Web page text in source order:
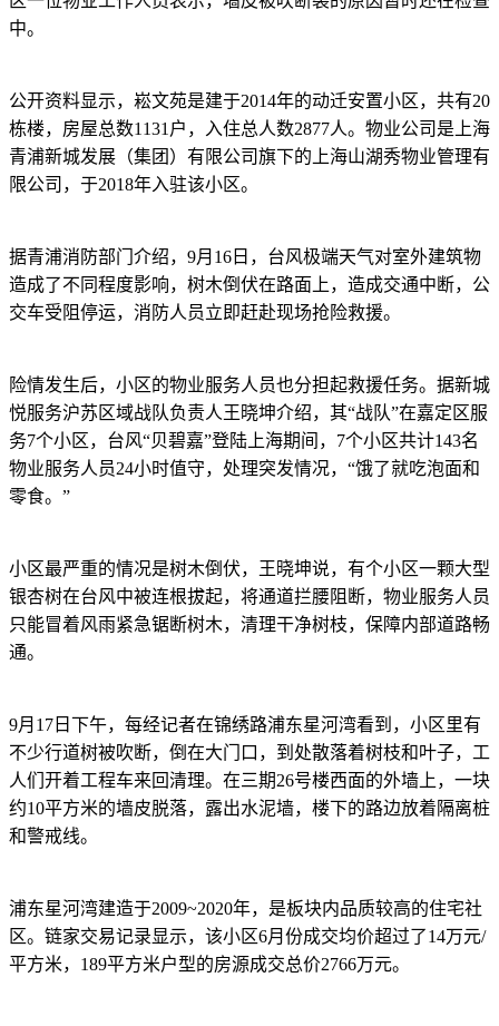
中。
公开资料显示，崧文苑是建于2014年的动迁安置小区，共有20
栋楼，房屋总数1131户，入住总人数2877人。物业公司是上海
青浦新城发展（集团）有限公司旗下的上海山湖秀物业管理有
限公司，于2018年入驻该小区。
据青浦消防部门介绍，9月16日，台风极端天气对室外建筑物
造成了不同程度影响，树木倒伏在路面上，造成交通中断，公
交车受阻停运，消防人员立即赶赴现场抢险救援。
险情发生后，小区的物业服务人员也分担起救援任务。据新城
悦服务沪苏区域战队负责人王晓坤介绍，其“战队”在嘉定区服
务7个小区，台风“贝碧嘉”登陆上海期间，7个小区共计143名
物业服务人员24小时值守，处理突发情况，“饿了就吃泡面和
零食。”
小区最严重的情况是树木倒伏，王晓坤说，有个小区一颗大型
银杏树在台风中被连根拔起，将通道拦腰阻断，物业服务人员
只能冒着风雨紧急锯断树木，清理干净树枝，保障内部道路畅
通。
9月17日下午，每经记者在锦绣路浦东星河湾看到，小区里有
不少行道树被吹断，倒在大门口，到处散落着树枝和叶子，工
人们开着工程车来回清理。在三期26号楼西面的外墙上，一块
约10平方米的墙皮脱落，露出水泥墙，楼下的路边放着隔离桩
和警戒线。
浦东星河湾建造于2009~2020年，是板块内品质较高的住宅社
区。链家交易记录显示，该小区6月份成交均价超过了14万元/
平方米，189平方米户型的房源成交总价2766万元。